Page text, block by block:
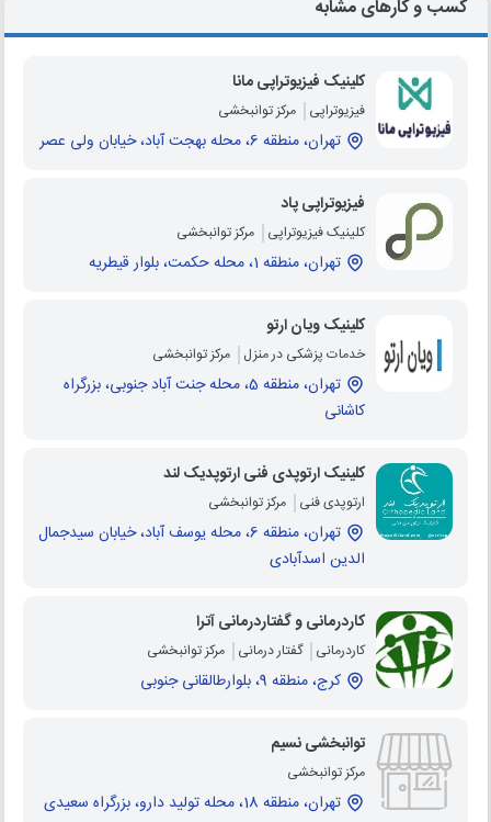
کسب و کارهای مشابه
کلینیک فیزیوتراپی مانا
فیزیوتراپی مرکز توانبخشی
تهران، منطقه 6، محله بهجت آباد، خیابان ولی عصر
فیزیوتراپی پاد
کلینیک فیزیوتراپی مرکز توانبخشی
تهران، منطقه 1، محله حکمت، بلوار قیطریه
کلینیک ویان ارتو
خدمات پزشکی در منزل مرکز توانبخشی
تهران، منطقه 5، محله جنت آباد جنوبی، بزرگراه
کاشانی
کلینیک ارتوپدی فنی ارتوپدیک لند
ارتوپدی فنی مرکز توانبخشی
تهران، منطقه 6، محله یوسف آباد، خیابان سیدجمال
الدین اسدآبادی
کاردرمانی و گفتاردرمانی آترا
کاردرمانی گفتار درمانی مرکز توانبخشی
کرج، منطقه 9، بلوارطالقانی جنوبی
توانبخشی نسیم
مرکز توانبخشی
تهران، منطقه 18، محله تولید دارو، بزرگراه سعیدی